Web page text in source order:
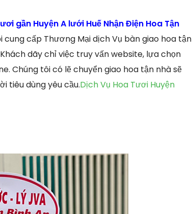
gần Huyện A lưới Huế Nhận Điện Hoa Tận
cấp Thương Mại dịch Vụ bàn giao hoa tận
dãy chỉ việc truy vấn website, lựa chọn
Chúng tôi có lẽ chuyển giao hoa tận nhà sẽ
tiêu dùng yêu cầu.Dịch Vụ Hoa Tươi Huyện